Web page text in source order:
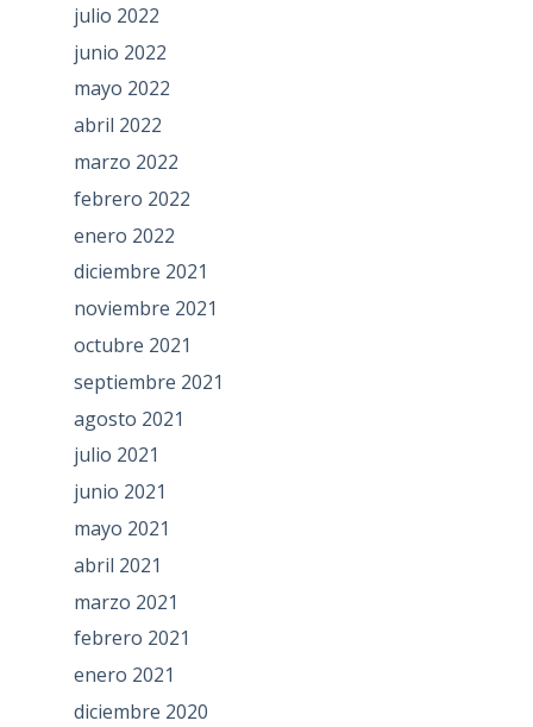
julio 2022
junio 2022
mayo 2022
abril 2022
marzo 2022
febrero 2022
enero 2022
diciembre 2021
noviembre 2021
octubre 2021
septiembre 2021
agosto 2021
julio 2021
junio 2021
mayo 2021
abril 2021
marzo 2021
febrero 2021
enero 2021
diciembre 2020